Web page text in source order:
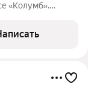
«Колумб».
современный